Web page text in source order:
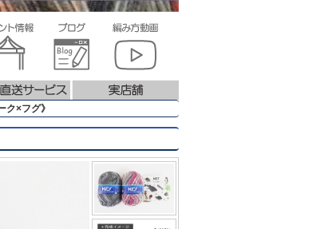
×フグ》